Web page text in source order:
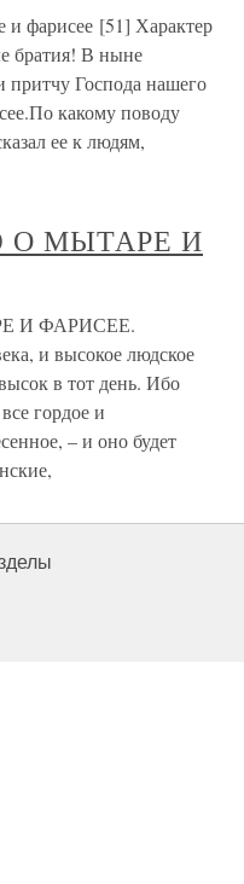
фарисее [51] Характер
братия! В ныне
Господа нашего
какому поводу
ее к людям,
О МЫТАРЕ И
И ФАРИСЕЕ.
и высокое людское
в тот день. Ибо
гордое и
– и оно будет